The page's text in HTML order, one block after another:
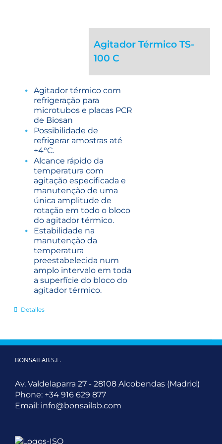
Agitador Térmico TS-
100 C
Agitador térmico com
refrigeração para
microtubos e placas PCR
de Biosan
Possibilidade de
refrigerar amostras até
+4°C.
Alcance rápido da
temperatura com
agitação especificada e
manutenção de uma
única amplitude de
rotação em todo o bloco
do agitador térmico.
Estabilidade na
manutenção da
temperatura
preestabelecida num
amplo intervalo em toda
a superfície do bloco do
agitador térmico.
Detalles
BONSAILAB S.L.
Av. Valdelaparra 27 - 28108 Alcobendas (Madrid)
Phone: +34 916 629 877
Email: info@bonsailab.com